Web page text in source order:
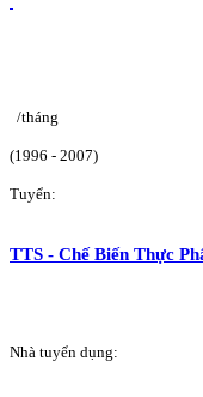
/tháng
(1996 - 2007)
Tuyển:
TTS - Chế Biến Thực
Nhà tuyển dụng: